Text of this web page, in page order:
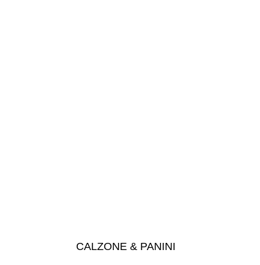
CALZONE & PANINI